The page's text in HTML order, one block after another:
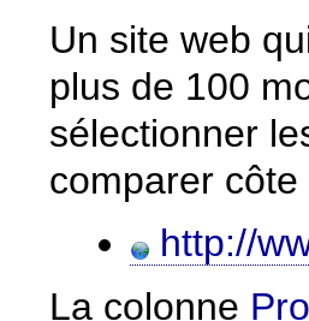
Un site web
plus de 100
sélectionner
comparer
http://
La colonne